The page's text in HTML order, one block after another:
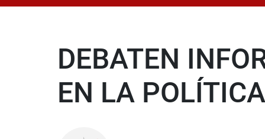
DEBATEN
EN LA POLÍTICA